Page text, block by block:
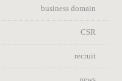
business domain
CSR
recruit